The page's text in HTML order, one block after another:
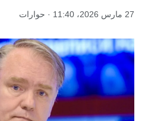
27 مارس 2026، 11:40 · حوارات